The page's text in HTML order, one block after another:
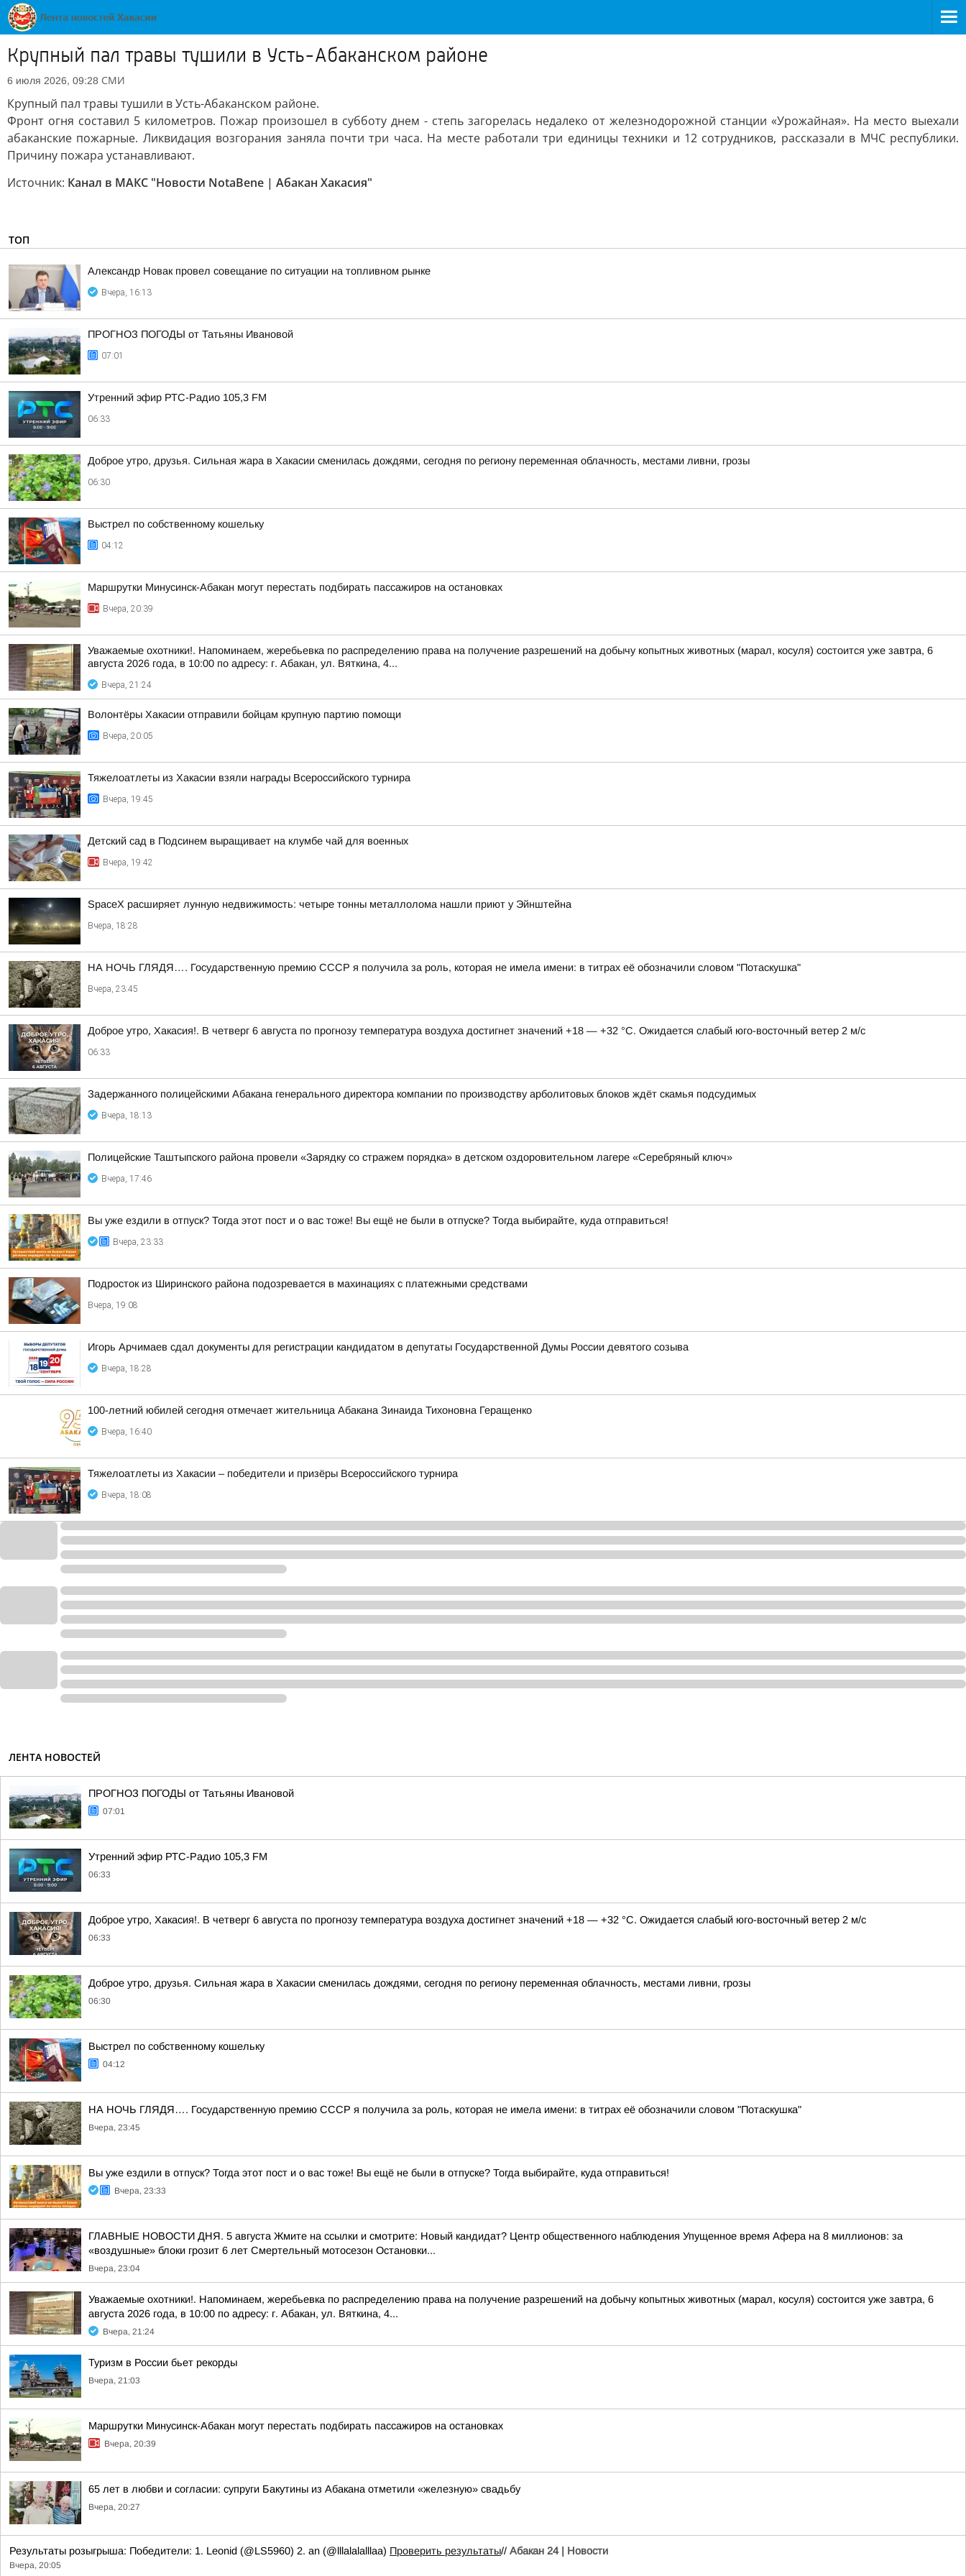
Крупный пал травы тушили в Усть-Абаканском районе
6 июля 2026, 09:28 СМИ
Крупный пал травы тушили в Усть-Абаканском районе.
Фронт огня составил 5 километров. Пожар произошел в субботу днем - степь загорелась недалеко от железнодорожной станции «Урожайная». На место выехали
абаканские пожарные. Ликвидация возгорания заняла почти три часа. На месте работали три единицы техники и 12 сотрудников, рассказали в МЧС республики.
Причину пожара устанавливают.
Источник: Канал в МАКС "Новости NotaBene | Абакан Хакасия"
ТОП
Александр Новак провел совещание по ситуации на топливном рынке
Вчера, 16:13
ПРОГНОЗ ПОГОДЫ от Татьяны Ивановой
07:01
Утренний эфир РТС-Радио 105,3 FM
06:33
Доброе утро, друзья. Сильная жара в Хакасии сменилась дождями, сегодня по региону переменная облачность, местами ливни, грозы
06:30
Выстрел по собственному кошельку
04:12
Маршрутки Минусинск-Абакан могут перестать подбирать пассажиров на остановках
Вчера, 20:39
Уважаемые охотники!. Напоминаем, жеребьевка по распределению права на получение разрешений на добычу копытных животных (марал, косуля) состоится уже завтра, 6
августа 2026 года, в 10:00 по адресу: г. Абакан, ул. Вяткина, 4...
Вчера, 21:24
Волонтёры Хакасии отправили бойцам крупную партию помощи
Вчера, 20:05
Тяжелоатлеты из Хакасии взяли награды Всероссийского турнира
Вчера, 19:45
Детский сад в Подсинем выращивает на клумбе чай для военных
Вчера, 19:42
SpaceX расширяет лунную недвижимость: четыре тонны металлолома нашли приют у Эйнштейна
Вчера, 18:28
НА НОЧЬ ГЛЯДЯ…. Государственную премию СССР я получила за роль, которая не имела имени: в титрах её обозначили словом "Потаскушка"
Вчера, 23:45
Доброе утро, Хакасия!. В четверг 6 августа по прогнозу температура воздуха достигнет значений +18 — +32 °С. Ожидается слабый юго-восточный ветер 2 м/с
06:33
Задержанного полицейскими Абакана генерального директора компании по производству арболитовых блоков ждёт скамья подсудимых
Вчера, 18:13
Полицейские Таштыпского района провели «Зарядку со стражем порядка» в детском оздоровительном лагере «Серебряный ключ»
Вчера, 17:46
Вы уже ездили в отпуск? Тогда этот пост и о вас тоже! Вы ещё не были в отпуске? Тогда выбирайте, куда отправиться!
Вчера, 23:33
Подросток из Ширинского района подозревается в махинациях с платежными средствами
Вчера, 19:08
Игорь Арчимаев сдал документы для регистрации кандидатом в депутаты Государственной Думы России девятого созыва
Вчера, 18:28
100-летний юбилей сегодня отмечает жительница Абакана Зинаида Тихоновна Геращенко
Вчера, 16:40
Тяжелоатлеты из Хакасии – победители и призёры Всероссийского турнира
Вчера, 18:08
ЛЕНТА НОВОСТЕЙ
ПРОГНОЗ ПОГОДЫ от Татьяны Ивановой
07:01
Утренний эфир РТС-Радио 105,3 FM
06:33
Доброе утро, Хакасия!. В четверг 6 августа по прогнозу температура воздуха достигнет значений +18 — +32 °С. Ожидается слабый юго-восточный ветер 2 м/с
06:33
Доброе утро, друзья. Сильная жара в Хакасии сменилась дождями, сегодня по региону переменная облачность, местами ливни, грозы
06:30
Выстрел по собственному кошельку
04:12
НА НОЧЬ ГЛЯДЯ…. Государственную премию СССР я получила за роль, которая не имела имени: в титрах её обозначили словом "Потаскушка"
Вчера, 23:45
Вы уже ездили в отпуск? Тогда этот пост и о вас тоже! Вы ещё не были в отпуске? Тогда выбирайте, куда отправиться!
Вчера, 23:33
ГЛАВНЫЕ НОВОСТИ ДНЯ. 5 августа Жмите на ссылки и смотрите: Новый кандидат? Центр общественного наблюдения Упущенное время Афера на 8 миллионов: за
«воздушные» блоки грозит 6 лет Смертельный мотосезон Остановки...
Вчера, 23:04
Уважаемые охотники!. Напоминаем, жеребьевка по распределению права на получение разрешений на добычу копытных животных (марал, косуля) состоится уже завтра, 6
августа 2026 года, в 10:00 по адресу: г. Абакан, ул. Вяткина, 4...
Вчера, 21:24
Туризм в России бьет рекорды
Вчера, 21:03
Маршрутки Минусинск-Абакан могут перестать подбирать пассажиров на остановках
Вчера, 20:39
65 лет в любви и согласии: супруги Бакутины из Абакана отметили «железную» свадьбу
Вчера, 20:27
Результаты розыгрыша: Победители: 1. Leonid (@LS5960) 2. an (@lllalalalllaa) Проверить результаты// Абакан 24 | Новости
Вчера, 20:05